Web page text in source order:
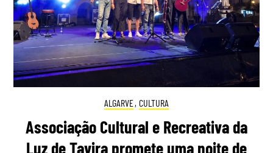
ALGARVE, CULTURA
Associação Cultural e Recreativa da
Luz de Tavira promete uma noite de